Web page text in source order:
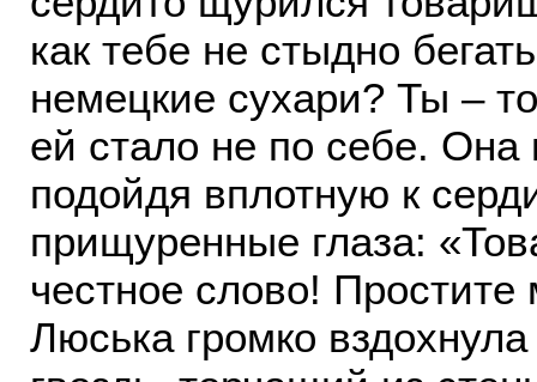
как тебе не стыдно
немецкие сухари? Ты –
ей стало не по себе. Она
подойдя вплотную к
прищуренные глаза:
честное слово!
Люська громко